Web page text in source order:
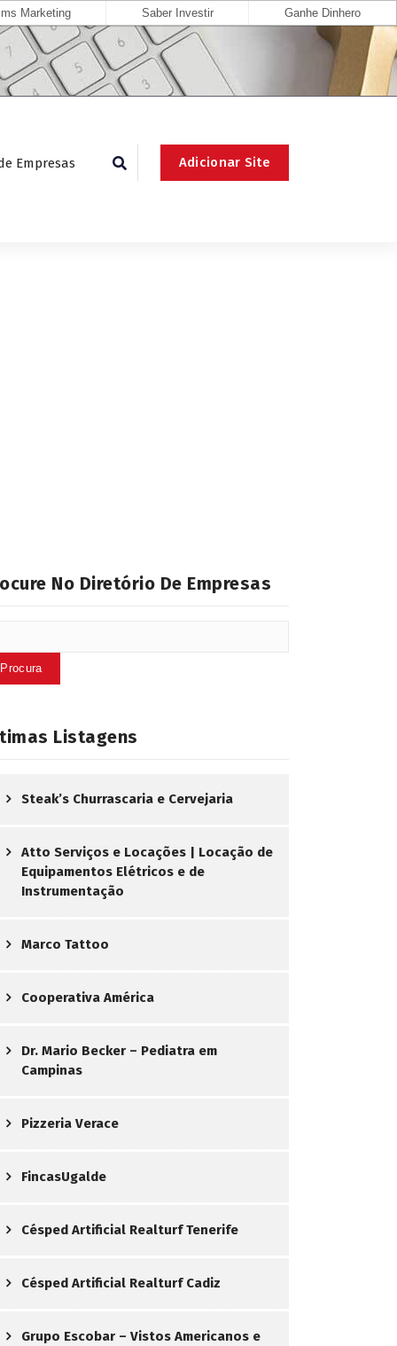
Marketing Saber Investir Ganhe Dinhero
Empresas Adicionar Site
No Diretório De Empresas
Listagens
Steak’s Churrascaria e Cervejaria
Atto Serviços e Locações | Locação de
Equipamentos Elétricos e de
Instrumentação
Marco Tattoo
Cooperativa América
Dr. Mario Becker – Pediatra em
Campinas
Pizzeria Verace
FincasUgalde
Césped Artificial Realturf Tenerife
Césped Artificial Realturf Cadiz
Grupo Escobar – Vistos Americanos e